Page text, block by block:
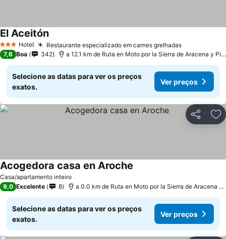
3 EstrelasHotel Restaurante especializado em carnes grelhadasVer preços
El AceitónVer preços
7,6 Boa 342 a 12.1 km de Ruta en Moto por la Sierra de Aracena y
Selecione as datas para ver os preços
exatos.
Ver preços
Partilhar
Casa/apartamento inteiro
Acogedora casa en Aroche
9,0 Excelente 8 a 0.0 km de Ruta en Moto por la Sierra de Aracena y
Selecione as datas para ver os preços
exatos.
Ver preços